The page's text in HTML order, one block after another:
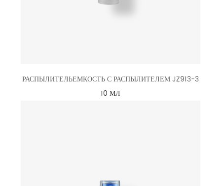
РАСПЫЛИТЕЛЬЕМКОСТЬ С РАСПЫЛИТЕЛЕМ JZ913-3
10 МЛ